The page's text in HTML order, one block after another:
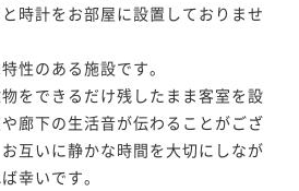
時計をお部屋に設置しておりませ
性のある施設です。
をできるだけ残したまま客室を設
廊下の生活音が伝わることがござ
互いに静かな時間を大切にしなが
幸いです。